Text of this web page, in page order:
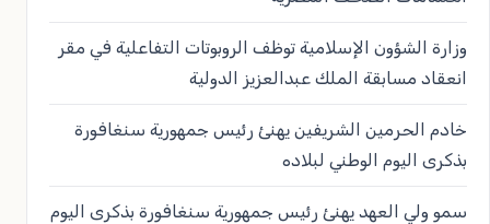
وزارة الشؤون الإسلامية توظف الروبوتات التفاعلية في مقر
انعقاد مسابقة الملك عبدالعزيز الدولية
خادم الحرمين الشريفين يهنئ رئيس جمهورية سنغافورة
بذكرى اليوم الوطني لبلاده
سمو ولي العهد يهنئ رئيس جمهورية سنغافورة بذكرى اليوم